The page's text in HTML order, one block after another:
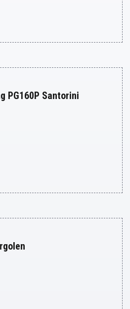
PG160P Santorini